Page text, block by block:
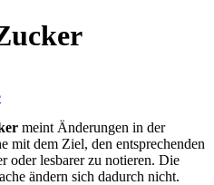
meint Änderungen in der
mit dem Ziel, den entsprechenden
oder lesbarer zu notieren. Die
ändern sich dadurch nicht.